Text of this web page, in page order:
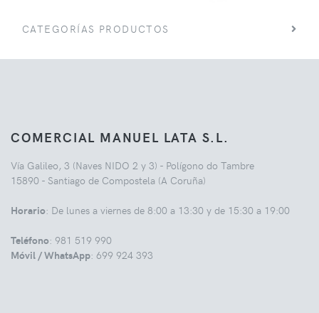
CATEGORÍAS PRODUCTOS
COMERCIAL MANUEL LATA S.L.
Vía Galileo, 3 (Naves NIDO 2 y 3) - Polígono do Tambre
15890 - Santiago de Compostela (A Coruña)
Horario: De lunes a viernes de 8:00 a 13:30 y de 15:30 a 19:00
Teléfono: 981 519 990
Móvil / WhatsApp: 699 924 393